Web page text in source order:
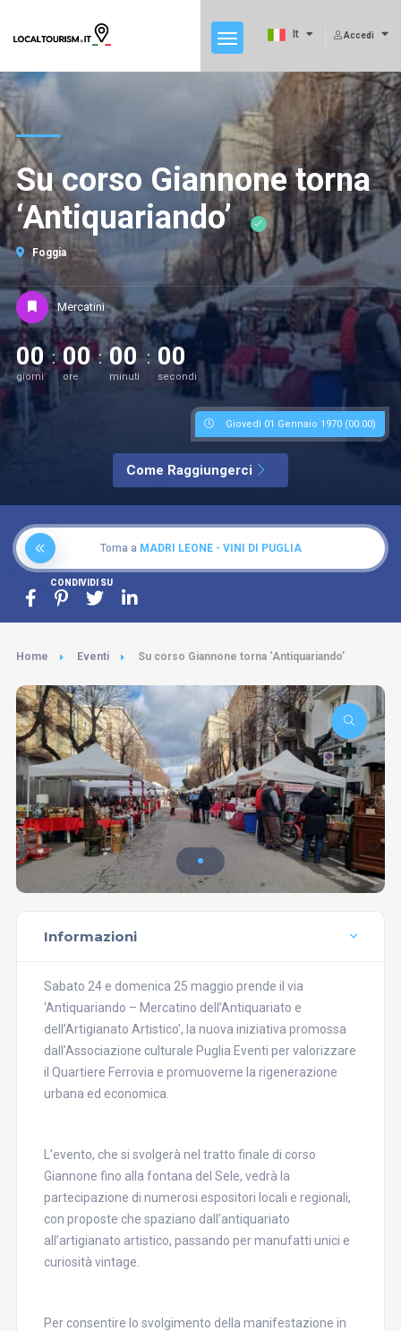
Accedi
It
Su corso Giannone torna
‘Antiquariando’
Foggia
Mercatini
00
giorni
00
ore
00
minuti
00
secondi
Giovedì 01 Gennaio 1970 (00:00)
Come Raggiungerci
Torna a MADRI LEONE - VINI DI PUGLIA
CONDIVIDI SU
Home Eventi Su corso Giannone torna ‘Antiquariando’
Informazioni
Sabato 24 e domenica 25 maggio prende il via
‘Antiquariando – Mercatino dell’Antiquariato e
dell’Artigianato Artistico’, la nuova iniziativa promossa
dall’Associazione culturale Puglia Eventi per valorizzare
il Quartiere Ferrovia e promuoverne la rigenerazione
urbana ed economica.
L’evento, che si svolgerà nel tratto finale di corso
Giannone fino alla fontana del Sele, vedrà la
partecipazione di numerosi espositori locali e regionali,
con proposte che spaziano dall’antiquariato
all’artigianato artistico, passando per manufatti unici e
curiosità vintage.
Per consentire lo svolgimento della manifestazione in